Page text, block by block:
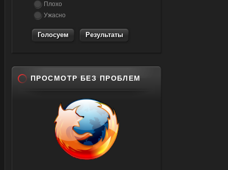
Плохо
Ужасно
Результаты
ПРОСМОТР БЕЗ ПРОБЛЕМ